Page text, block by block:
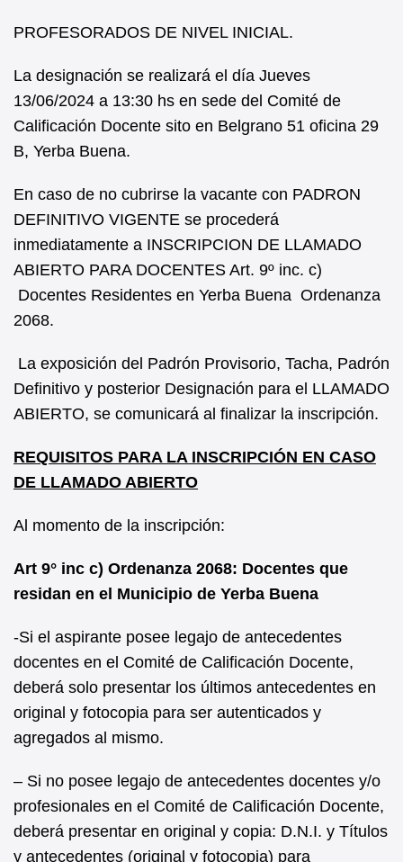
PROFESORADOS DE NIVEL INICIAL.
La designación se realizará el día Jueves
13/06/2024 a 13:30 hs en sede del Comité de
Calificación Docente sito en Belgrano 51 oficina 29
B, Yerba Buena.
En caso de no cubrirse la vacante con PADRON
DEFINITIVO VIGENTE se procederá
inmediatamente a INSCRIPCION DE LLAMADO
ABIERTO PARA DOCENTES Art. 9º inc. c)
Docentes Residentes en Yerba Buena Ordenanza
2068.
La exposición del Padrón Provisorio, Tacha, Padrón
Definitivo y posterior Designación para el LLAMADO
ABIERTO, se comunicará al finalizar la inscripción.
REQUISITOS PARA LA INSCRIPCIÓN EN CASO
DE LLAMADO ABIERTO
Al momento de la inscripción:
Art 9° inc c) Ordenanza 2068: Docentes que
residan en el Municipio de Yerba Buena
-Si el aspirante posee legajo de antecedentes
docentes en el Comité de Calificación Docente,
deberá solo presentar los últimos antecedentes en
original y fotocopia para ser autenticados y
agregados al mismo.
– Si no posee legajo de antecedentes docentes y/o
profesionales en el Comité de Calificación Docente,
deberá presentar en original y copia: D.N.I. y Títulos
y antecedentes (original y fotocopia) para